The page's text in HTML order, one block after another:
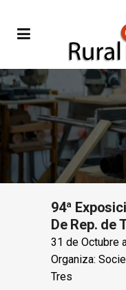
94ª
De Rep. de
31 de Octubre
Organiza:
Tres